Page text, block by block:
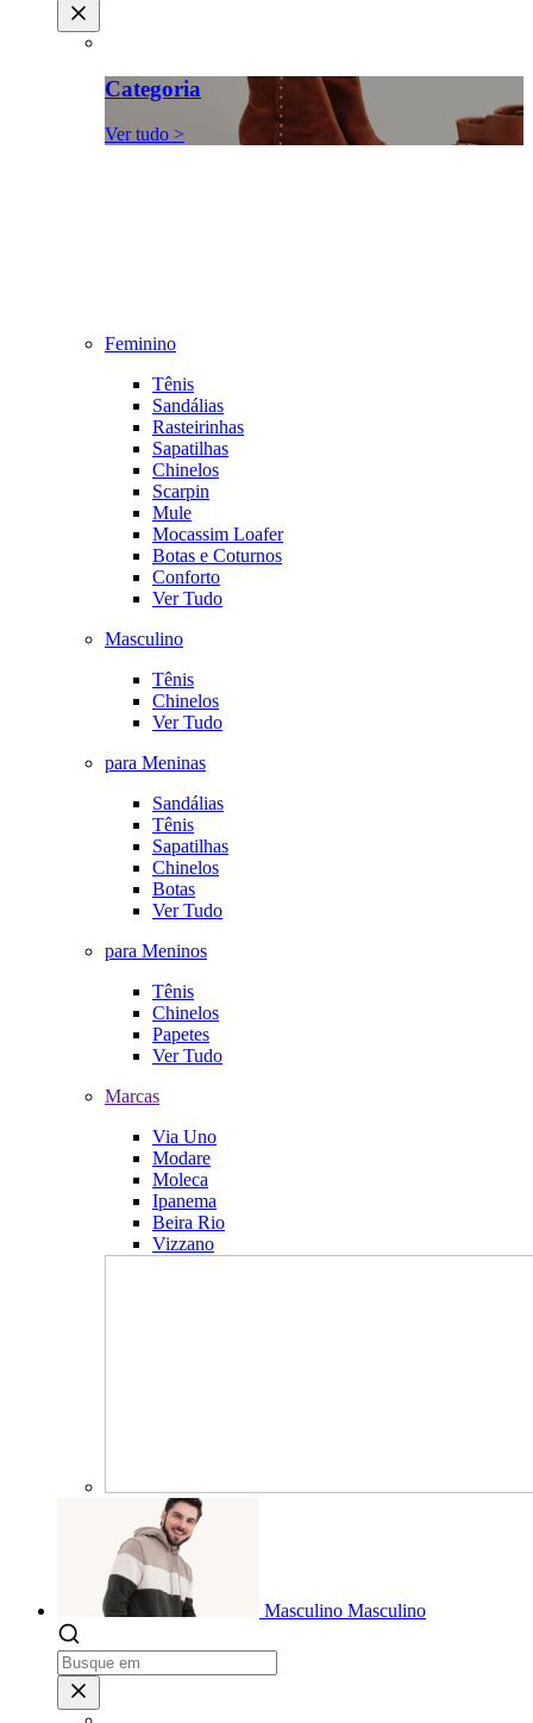
Categoria
Ver tudo >
Feminino
Tênis
Sandálias
Rasteirinhas
Sapatilhas
Chinelos
Scarpin
Mule
Mocassim Loafer
Botas e Coturnos
Conforto
Ver Tudo
Masculino
Tênis
Chinelos
Ver Tudo
para Meninas
Sandálias
Tênis
Sapatilhas
Chinelos
Botas
Ver Tudo
para Meninos
Tênis
Chinelos
Papetes
Ver Tudo
Marcas
Via Uno
Modare
Moleca
Ipanema
Beira Rio
Vizzano
Masculino Masculino